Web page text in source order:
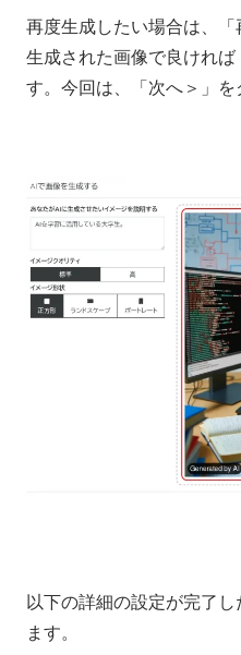
再度生成したい場合は、「
生成された画像で良けれ
す。今回は、「次へ＞」を
以下の詳細の設定が完了
ます。